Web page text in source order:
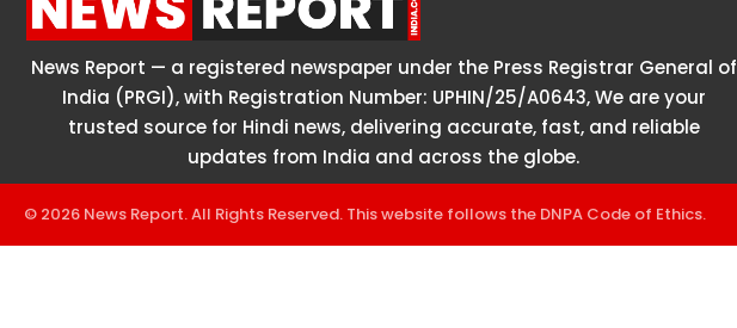
News Report — a registered newspaper under the Press Registrar General of
India (PRGI), with Registration Number: UPHIN/25/A0643, We are your
trusted source for Hindi news, delivering accurate, fast, and reliable
updates from India and across the globe.
© 2026 News Report. All Rights Reserved. This website follows the DNPA Code of Ethics.